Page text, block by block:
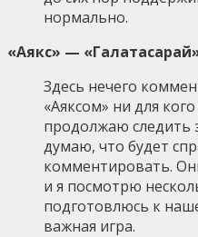
нормально.
«Аякс» —
Здесь нечего
«Аяксом» ни для
продолжаю следить
думаю, что будет
комментировать.
и я посмотрю
подготовлюсь к
важная игра.